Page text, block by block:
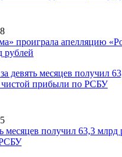
проиграла апелляцию
рублей
месяцев получил 63,3 млрд